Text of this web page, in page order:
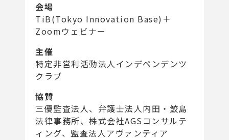
会場
TiB(Tokyo Innovation Base)＋
Zoomウェビナー
主催
特定非営利活動法人インデペンデンツ
クラブ
協賛
三優監査法人、弁護士法人内田・鮫島
法律事務所、株式会社AGSコンサルテ
ィング、監査法人アヴァンティア